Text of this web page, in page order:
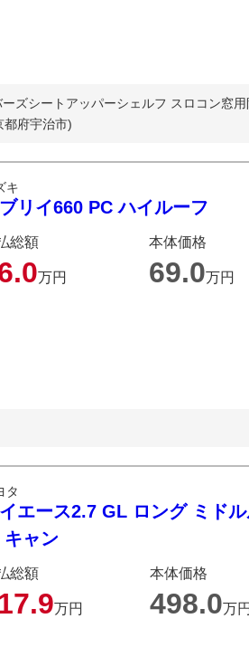
ズシートアッパーシェルフ スロコン窓
都府宇治市)
キ
リイ660 PC ハイルーフ
総額
0万円
本体価格
69.0万円
タ
エース2.7 GL ロング ミド
キャン
総額
9万円
本体価格
498.0万円